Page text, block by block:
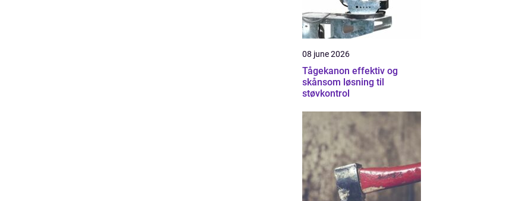
08 june 2026
Tågekanon effektiv og
skånsom løsning til
støvkontrol